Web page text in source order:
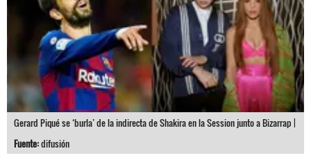
Gerard Piqué se ‘burla’ de la indirecta de Shakira en la Session junto a Bizarrap |
Fuente:difusión